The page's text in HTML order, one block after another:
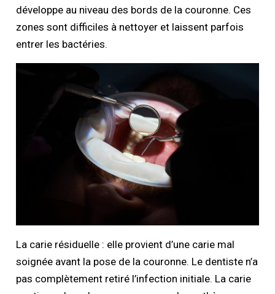
développe au niveau des bords de la couronne. Ces
zones sont difficiles à nettoyer et laissent parfois
entrer les bactéries.
La carie résiduelle : elle provient d’une carie mal
soignée avant la pose de la couronne. Le dentiste n’a
pas complètement retiré l’infection initiale. La carie